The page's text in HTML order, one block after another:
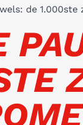
de